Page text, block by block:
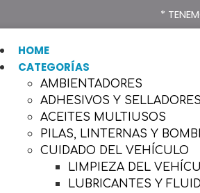
*
HOME
CATEGORÍAS
AMBIENTADORES
ADHESIVOS Y SELLADORES
ACEITES MULTIUSOS
PILAS, LINTERNAS Y
CUIDADO DEL VEHÍCULO
LIMPIEZA DEL
LUBRICANTES Y